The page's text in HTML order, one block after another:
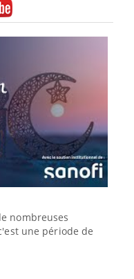
nombreuses
une période de
faciliter l’accès
innove en
d'un « jumeau